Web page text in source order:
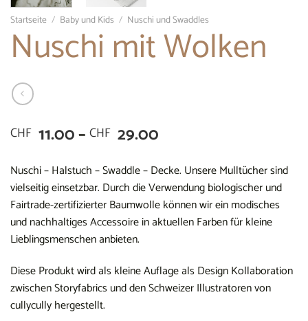
Startseite / Baby und Kids / Nuschi und Swaddles
Nuschi mit Wolken
CHF 11.00– CHF 29.00
bis
CHF 29.00
Nuschi – Halstuch – Swaddle – Decke. Unsere Mulltücher sind
vielseitig einsetzbar. Durch die Verwendung biologischer und
Fairtrade-zertifizierter Baumwolle können wir ein modisches
und nachhaltiges Accessoire in aktuellen Farben für kleine
Lieblingsmenschen anbieten.
Diese Produkt wird als kleine Auflage als Design Kollaboration
zwischen Storyfabrics und den Schweizer Illustratoren von
cullycully hergestellt.